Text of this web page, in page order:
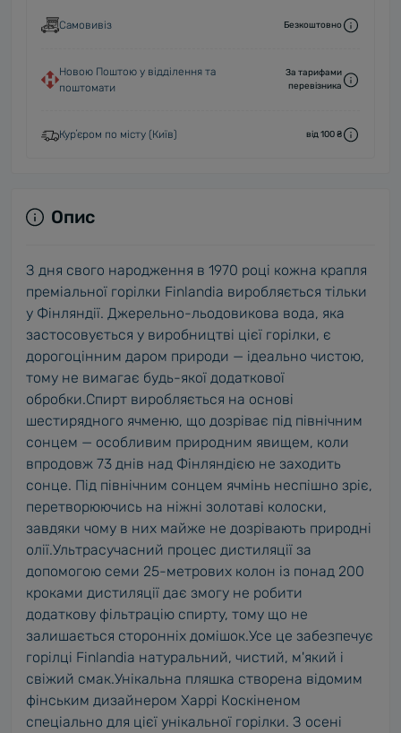
Самовивіз Безкоштовно
Новою Поштою у відділення та
поштомати
За тарифами
перевізника
Курʼєром по місту (Київ) від 100 ₴
Опис
З дня свого народження в 1970 році кожна крапля
преміальної горілки Finlandia виробляється тільки
у Фінляндії. Джерельно-льодовикова вода, яка
застосовується у виробництві цієї горілки, є
дорогоцінним даром природи — ідеально чистою,
тому не вимагає будь-якої додаткової
обробки.Спирт виробляється на основі
шестирядного ячменю, що дозріває під північним
сонцем — особливим природним явищем, коли
впродовж 73 днів над Фінляндією не заходить
сонце. Під північним сонцем ячмінь неспішно зріє,
перетворюючись на ніжні золотаві колоски,
завдяки чому в них майже не дозрівають природні
олії.Ультрасучасний процес дистиляції за
допомогою семи 25-метрових колон із понад 200
кроками дистиляції дає змогу не робити
додаткову фільтрацію спирту, тому що не
залишається сторонніх домішок.Усе це забезпечує
горілці Finlandia натуральний, чистий, м'який і
свіжий смак.Унікальна пляшка створена відомим
фінським дизайнером Харрі Коскіненом
спеціально для цієї унікальної горілки. З осені